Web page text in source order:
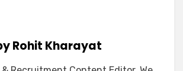
Rohit Kharayat